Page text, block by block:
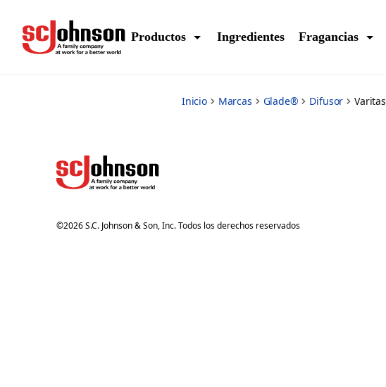
Productos Ingredientes Fragancias
Inicio Marcas Glade® Difusor Varitas
©2026S.C. Johnson & Son, Inc. Todos los derechos reservados